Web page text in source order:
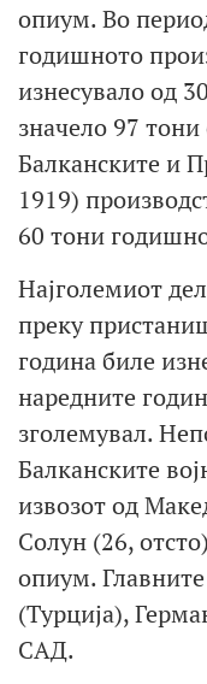
опиум. Во
годишното
изнесувало од
значело 97
Балканските и
1919)
60 тони
Најголемиот
преку
година биле
наредните
зголемувал.
Балканските
извозот од
Солун (26,
опиум.
(Турција),
САД.